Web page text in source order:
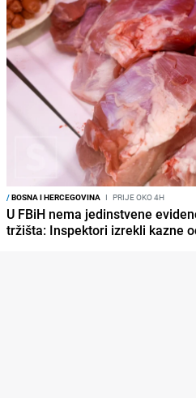
/BOSNA I HERCEGOVINA I PRIJE OKO 4H
U FBiH nema jedinstvene
tržišta: Inspektori izrekli kazne